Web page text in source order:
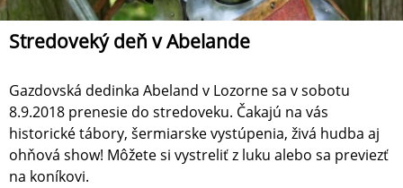
Stredoveký deň v Abelande
Gazdovská dedinka Abeland v Lozorne sa v sobotu
8.9.2018 prenesie do stredoveku. Čakajú na vás
historické tábory, šermiarske vystúpenia, živá hudba aj
ohňová show! Môžete si vystreliť z luku alebo sa previezť
na koníkovi.